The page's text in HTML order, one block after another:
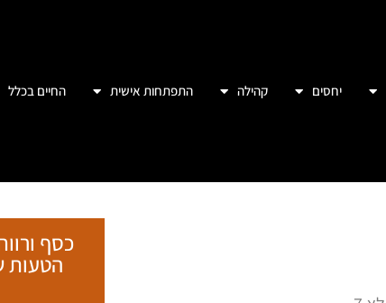
יחסים קהילה התפתחות אישית החיים בכלל
כסף